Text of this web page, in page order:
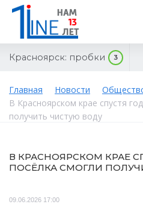
Красноярск: пробки 3
Главная Новости
В Красноярском крае спустя
получить чистую воду
В КРАСНОЯРСКОМ КРАЕ
ПОСЁЛКА СМОГЛИ
09.06.2026 17:00